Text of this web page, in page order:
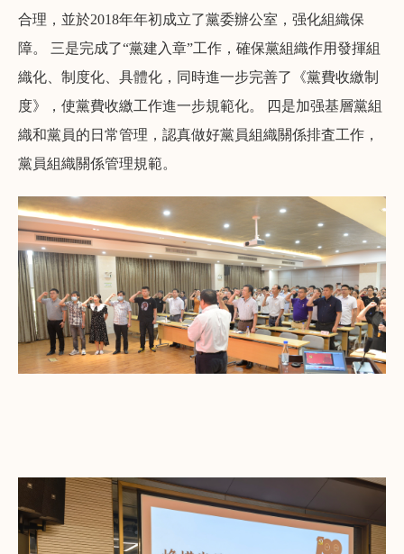
合理，並於2018年年初成立了黨委辦公室，强化組織保
障。 三是完成了“黨建入章”工作，確保黨組織作用發揮組
織化、制度化、具體化，同時進一步完善了《黨費收繳制
度》，使黨費收繳工作進一步規範化。 四是加强基層黨組
織和黨員的日常管理，認真做好黨員組織關係排査工作，
黨員組織關係管理規範。